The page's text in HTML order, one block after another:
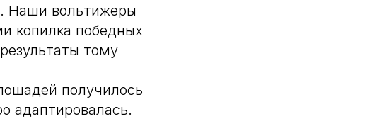
Наши вольтижеры
копилка победных
тому
получилось
адаптировалась.